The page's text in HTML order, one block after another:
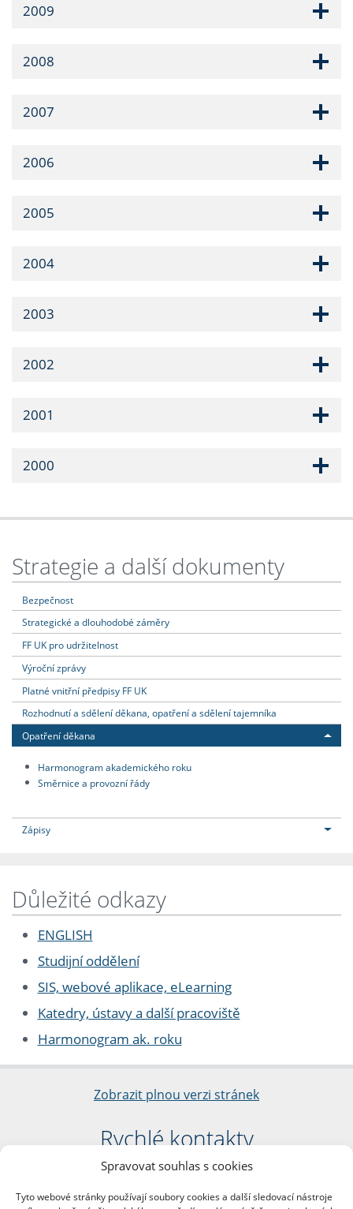
Spravovat souhlas s cookies
Tyto webové stránky používají soubory cookies a další sledovací nástroje
2009
2008
2007
2006
2005
2004
2003
2002
2001
2000
Strategie a další dokumenty
Bezpečnost
Strategické a dlouhodobé záměry
FF UK pro udržitelnost
Výroční zprávy
Platné vnitřní předpisy FF UK
Rozhodnutí a sdělení děkana, opatření a sdělení tajemníka
Opatření děkana
Harmonogram akademického roku
Směrnice a provozní řády
Zápisy
Důležité odkazy
ENGLISH
Studijní oddělení
SIS, webové aplikace, eLearning
Katedry, ústavy a další pracoviště
Harmonogram ak. roku
Zobrazit plnou verzi stránek
Rychlé kontakty
Filozofická fakulta
nám. Jana Palacha 1/2